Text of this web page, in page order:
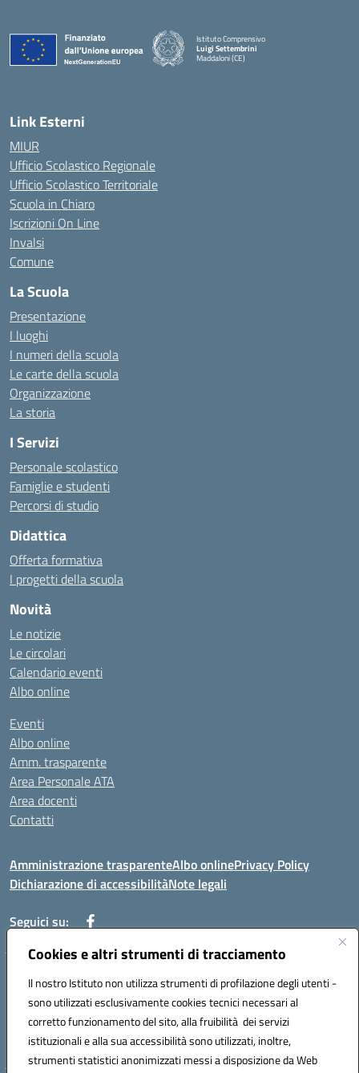
Cookies e altri strumenti di tracciamento
Il nostro Istituto non utilizza strumenti di profilazione degli utenti -
sono utilizzati esclusivamente cookies tecnici necessari al
corretto funzionamento del sito, alla fruibilità dei servizi
istituzionali e alla sua accessibilità sono utilizzati, inoltre,
strumenti statistici anonimizzati messi a disposizione da Web
Istituto Comprensivo
Luigi Settembrini
Maddaloni (CE)
Link Esterni
MIUR
Ufficio Scolastico Regionale
Ufficio Scolastico Territoriale
Scuola in Chiaro
Iscrizioni On Line
Invalsi
Comune
La Scuola
Presentazione
I luoghi
I numeri della scuola
Le carte della scuola
Organizzazione
La storia
I Servizi
Personale scolastico
Famiglie e studenti
Percorsi di studio
Didattica
Offerta formativa
I progetti della scuola
Novità
Le notizie
Le circolari
Calendario eventi
Albo online
Eventi
Albo online
Amm. trasparente
Area Personale ATA
Area docenti
Contatti
Amministrazione trasparenteAlbo onlinePrivacy Policy
Dichiarazione di accessibilitàNote legali
Seguici su:
Indirizzo: VIA BRECCIAME, 46 - 81024 MADDALONI (CE)
Mail: CEIC8AU001@istruzione.it - Pec: CEIC8AU001@pec.istruzione.it -
Telefono: 0823408721
Meccanografico: CEIC8AU001
Codice fiscale: 93086080616